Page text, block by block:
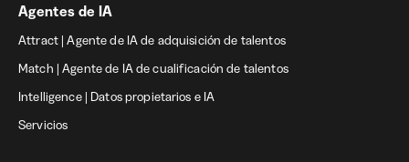
Agentes de IA
Attract | Agente de IA de adquisición de talentos
Match | Agente de IA de cualificación de talentos
Intelligence | Datos propietarios e IA
Servicios